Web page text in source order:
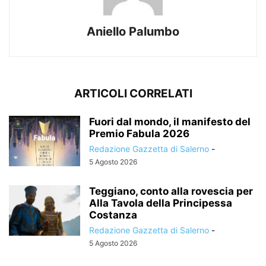
Aniello Palumbo
ARTICOLI CORRELATI
Fuori dal mondo, il manifesto del
Premio Fabula 2026
Redazione Gazzetta di Salerno -
5 Agosto 2026
Teggiano, conto alla rovescia per
Alla Tavola della Principessa
Costanza
Redazione Gazzetta di Salerno -
5 Agosto 2026